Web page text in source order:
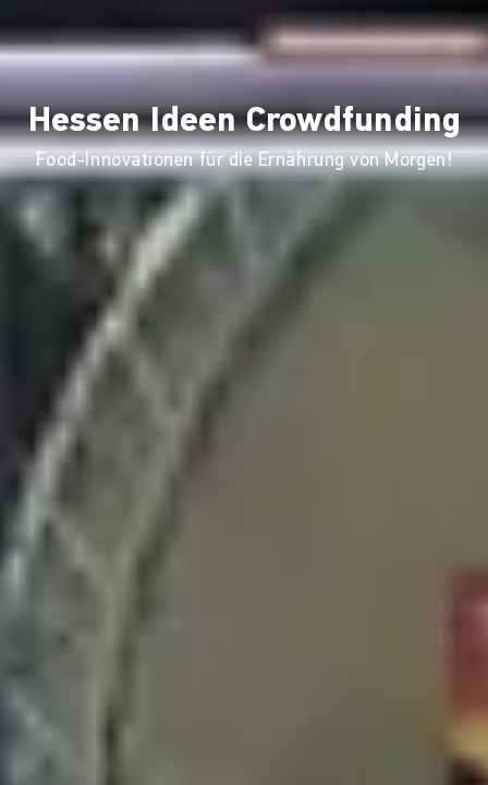
Hessen Ideen Crowdfunding
Food-Innovationen für die Ernährung von Morgen!